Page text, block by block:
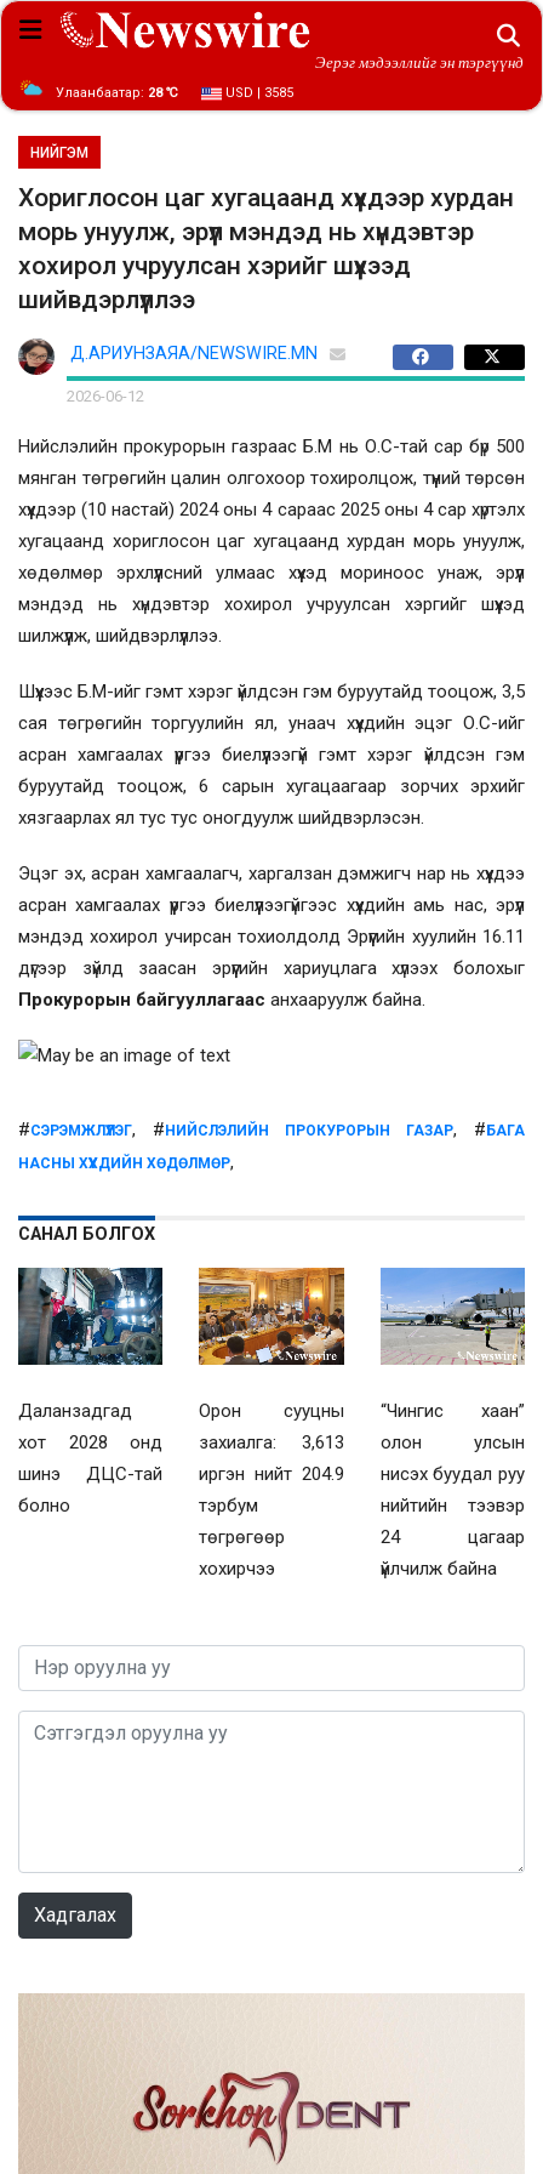
Эерэг мэдээллийг эн тэргүүнд
Улаанбаатар: 28 ℃ USD | 3585
НИЙГЭМ
Хориглосон цаг хугацаанд хүүхдээр хурдан
морь унуулж, эрүүл мэндэд нь хүндэвтэр
хохирол учруулсан хэрийг шүүхээд
шийвдэрлүүллээ
Д.АРИУНЗАЯА/NEWSWIRE.MN
2026-06-12
Нийслэлийн прокурорын газраас Б.М нь О.С-тай сар бүр 500
мянган төгрөгийн цалин олгохоор тохиролцож, түүний төрсөн
хүүхдээр (10 настай) 2024 оны 4 сараас 2025 оны 4 сар хүртэлх
хугацаанд хориглосон цаг хугацаанд хурдан морь унуулж,
хөдөлмөр эрхлүүлсний улмаас хүүхэд мориноос унаж, эрүүл
мэндэд нь хүндэвтэр хохирол учруулсан хэргийг шүүхэд
шилжүүлж, шийдвэрлүүллээ.
Шүүхээс Б.М-ийг гэмт хэрэг үйлдсэн гэм буруутайд тооцож, 3,5
сая төгрөгийн торгуулийн ял, унаач хүүхдийн эцэг О.С-ийг
асран хамгаалах үүргээ биелүүлээгүй гэмт хэрэг үйлдсэн гэм
буруутайд тооцож, 6 сарын хугацаагаар зорчих эрхийг
хязгаарлах ял тус тус оногдуулж шийдвэрлэсэн.
Эцэг эх, асран хамгаалагч, харгалзан дэмжигч нар нь хүүхдээ
асран хамгаалах үүргээ биелүүлээгүйгээс хүүхдийн амь нас, эрүүл
мэндэд хохирол учирсан тохиолдолд Эрүүгийн хуулийн 16.11
дүгээр зүйлд заасан эрүүгийн хариуцлага хүлээх болохыг
Прокурорын байгууллагаас анхааруулж байна.
#СЭРЭМЖЛҮҮЛЭГ, # НИЙСЛЭЛИЙН ПРОКУРОРЫН ГАЗАР, # БАГА
НАСНЫ ХҮҮХДИЙН ХӨДӨЛМӨР,
САНАЛ БОЛГОХ
Даланзадгад
хот 2028 онд
шинэ ДЦС-тай
болно
Орон сууцны
захиалга: 3,613
иргэн нийт 204.9
тэрбум
төгрөгөөр
хохирчээ
“Чингис хаан”
олон улсын
нисэх буудал руу
нийтийн тээвэр
24 цагаар
үйлчилж байна
Хадгалах